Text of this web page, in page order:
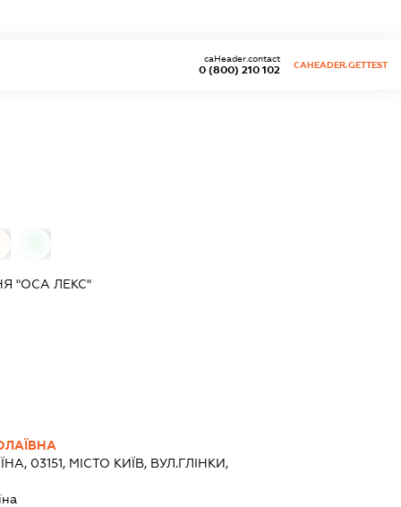
0 (800) 210 102
caHeader.contact
CAHEADER.GETTEST
"ОСА ЛЕКС"
03151, МІСТО КИЇВ, ВУЛ.ГЛІНКИ,